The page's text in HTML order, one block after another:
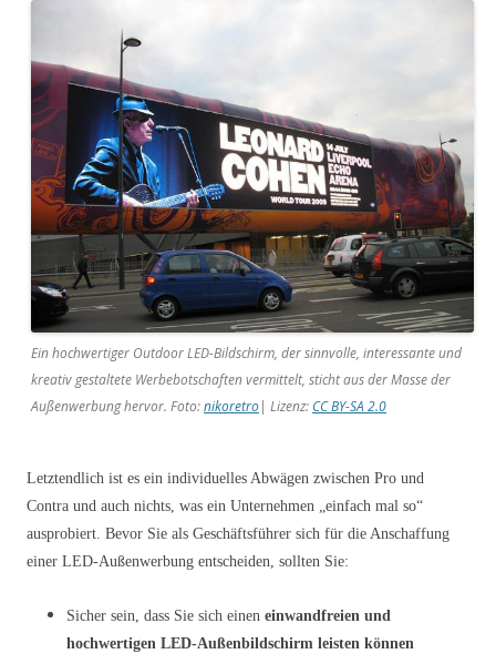
Ein hochwertiger Outdoor LED-Bildschirm, der sinnvolle, interessante und
kreativ gestaltete Werbebotschaften vermittelt, sticht aus der Masse der
Außenwerbung hervor. Foto:nikoretro| Lizenz: CC BY-SA 2.0
Letztendlich ist es ein individuelles Abwägen zwischen Pro und
Contra und auch nichts, was ein Unternehmen „einfach mal so“
ausprobiert. Bevor Sie als Geschäftsführer sich für die Anschaffung
einer LED-Außenwerbung entscheiden, sollten Sie:
Sicher sein, dass Sie sich einen einwandfreien und
hochwertigen LED-Außenbildschirm leisten können